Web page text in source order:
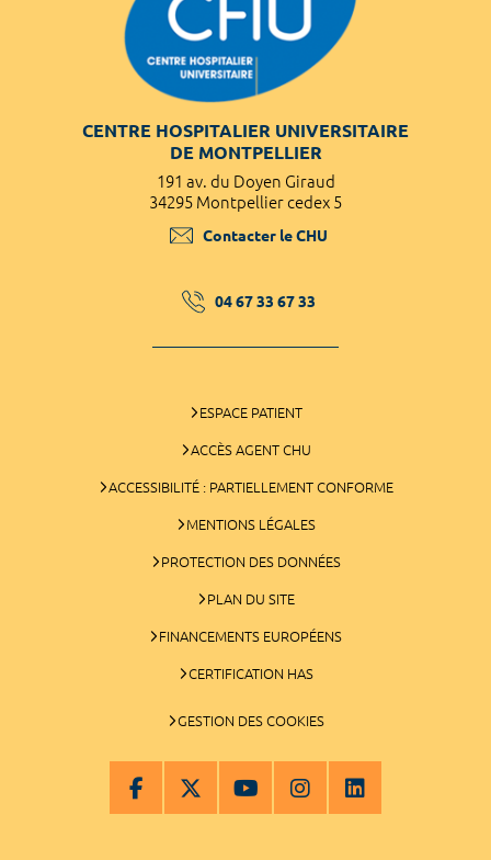
CENTRE HOSPITALIER UNIVERSITAIRE
DE MONTPELLIER
191 av. du Doyen Giraud
34295 Montpellier cedex 5
Contacter le CHU
04 67 33 67 33
ESPACE PATIENT
ACCÈS AGENT CHU
ACCESSIBILITÉ : PARTIELLEMENT CONFORME
MENTIONS LÉGALES
PROTECTION DES DONNÉES
PLAN DU SITE
FINANCEMENTS EUROPÉENS
CERTIFICATION HAS
GESTION DES COOKIES